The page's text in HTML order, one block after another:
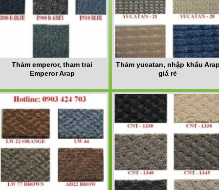
Thảm emperor, tham trai
Emperor Arap
Thảm yucatan, nhập khẩu
giá rẻ